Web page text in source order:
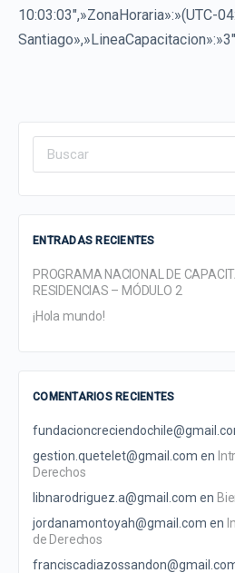
10:03:03″,»ZonaHoraria»:»(UTC-
Search
ENTRADAS RECIENTES
PROGRAMA NACIONAL DE
RESIDENCIAS – MÓDULO 2
¡Hola mundo!
COMENTARIOS RECIENTES
gestion.quetelet@gmail.com en
Derechos
libnarodriguez.a@gmail.com en
jordanamontoyah@gmail.com en
de Derechos